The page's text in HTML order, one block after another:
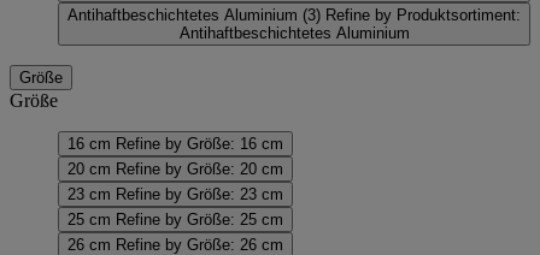
Antihaftbeschichtetes Aluminium (3) Refine by Produktsortiment:
Antihaftbeschichtetes Aluminium
Größe
Größe
16 cm Refine by Größe: 16 cm
20 cm Refine by Größe: 20 cm
23 cm Refine by Größe: 23 cm
25 cm Refine by Größe: 25 cm
26 cm Refine by Größe: 26 cm